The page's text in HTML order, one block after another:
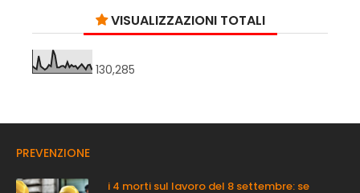
VISUALIZZAZIONI TOTALI
130,285
PREVENZIONE
i 4 morti sul lavoro del 8 settembre: se